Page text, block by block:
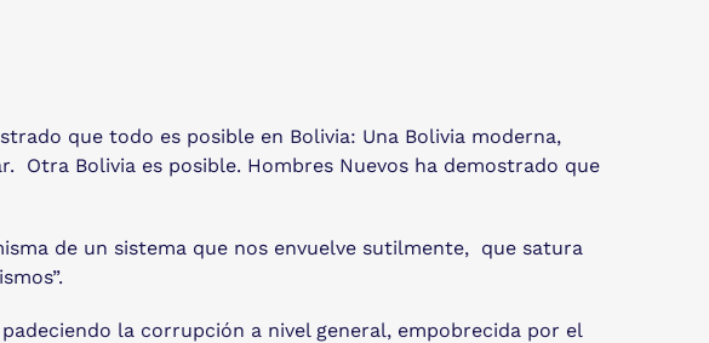
que todo es posible en Bolivia: Una Bolivia moderna,
Otra Bolivia es posible. Hombres Nuevos ha demostrado que
de un sistema que nos envuelve sutilmente, que satura
la corrupción a nivel general, empobrecida por el